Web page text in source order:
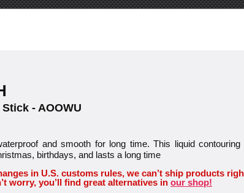
- AOOWU
and smooth for long time. This liquid
birthdays, and lasts a long time
in U.S. customs rules, we can’t ship products
worry, you’ll find great alternatives in our shop!